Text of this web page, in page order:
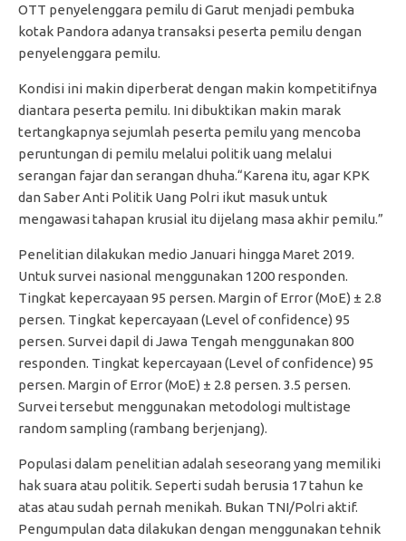
OTT penyelenggara pemilu di Garut menjadi pembuka
kotak Pandora adanya transaksi peserta pemilu dengan
penyelenggara pemilu.
Kondisi ini makin diperberat dengan makin kompetitifnya
diantara peserta pemilu. Ini dibuktikan makin marak
tertangkapnya sejumlah peserta pemilu yang mencoba
peruntungan di pemilu melalui politik uang melalui
serangan fajar dan serangan dhuha.“Karena itu, agar KPK
dan Saber Anti Politik Uang Polri ikut masuk untuk
mengawasi tahapan krusial itu dijelang masa akhir pemilu.”
Penelitian dilakukan medio Januari hingga Maret 2019.
Untuk survei nasional menggunakan 1200 responden.
Tingkat kepercayaan 95 persen. Margin of Error (MoE) ± 2.8
persen. Tingkat kepercayaan (Level of confidence) 95
persen. Survei dapil di Jawa Tengah menggunakan 800
responden. Tingkat kepercayaan (Level of confidence) 95
persen. Margin of Error (MoE) ± 2.8 persen. 3.5 persen.
Survei tersebut menggunakan metodologi multistage
random sampling (rambang berjenjang).
Populasi dalam penelitian adalah seseorang yang memiliki
hak suara atau politik. Seperti sudah berusia 17 tahun ke
atas atau sudah pernah menikah. Bukan TNI/Polri aktif.
Pengumpulan data dilakukan dengan menggunakan tehnik